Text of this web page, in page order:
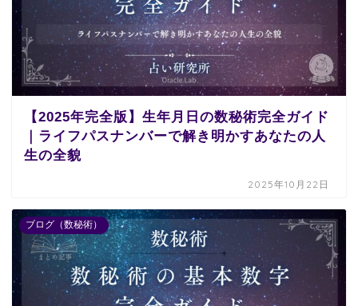
【2025年完全版】生年月日の数秘術完全ガイド
｜ライフパスナンバーで解き明かすあなたの人
生の全貌
2025年10月22日
ブログ（数秘術）